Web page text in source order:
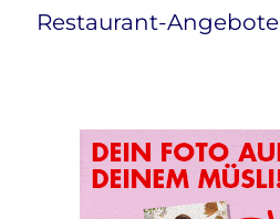
Restaurant-Angebote